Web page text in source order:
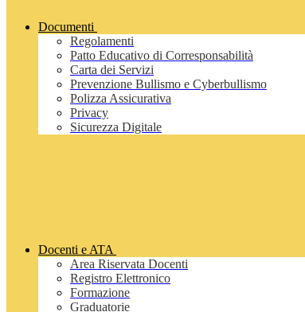
Documenti
Regolamenti
Patto Educativo di Corresponsabilità
Carta dei Servizi
Prevenzione Bullismo e Cyberbullismo
Polizza Assicurativa
Privacy
Sicurezza Digitale
Docenti e ATA
Area Riservata Docenti
Registro Elettronico
Formazione
Graduatorie